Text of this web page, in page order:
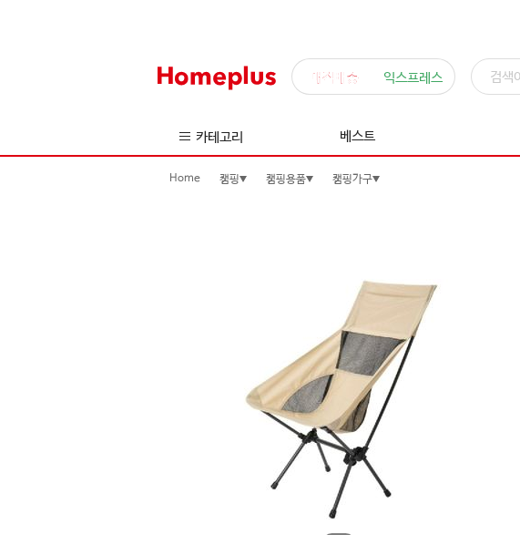
매직배송 익스프레스
카테고리 베스트
Home 캠핑 캠핑용품 캠핑가구